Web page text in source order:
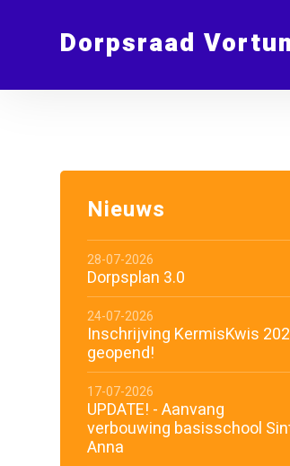
Dorpsraad
Nieuws
28-07-2026
Dorpsplan 3.0
24-07-2026
Inschrijving KermisKwis
geopend!
17-07-2026
UPDATE! - Aanvang
verbouwing basisschool
Anna